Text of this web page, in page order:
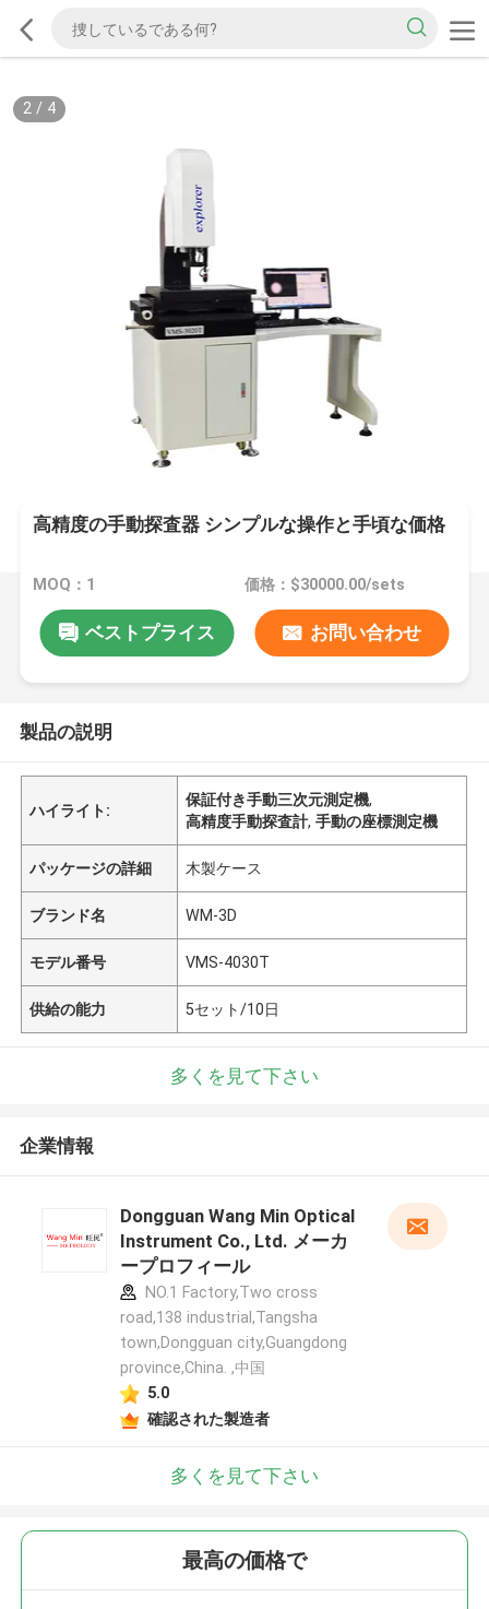
2/ 4
高精度の手動探査器 シンプルな操作と手頃な価格
MOQ：1 価格：$30000.00/sets
ベストプライス お問い合わせ
製品の説明
ハイライト:
保証付き手動三次元測定機,
高精度手動探査計,手動の座標測定機
パッケージの詳細 木製ケース
ブランド名 WM-3D
モデル番号 VMS-4030T
供給の能力 5セット/10日
多くを見て下さい
企業情報
Dongguan Wang Min Optical
Instrument Co., Ltd. メーカ
ープロフィール
NO.1 Factory,Two cross
road,138 industrial,Tangsha
town,Dongguan city,Guangdong
province,China. ,中国
5.0
確認された製造者
多くを見て下さい
最高の価格で